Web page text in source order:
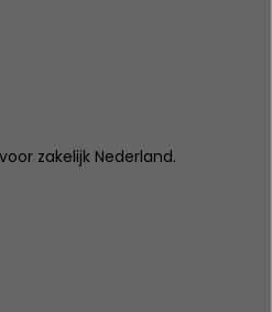
zakelijk Nederland.